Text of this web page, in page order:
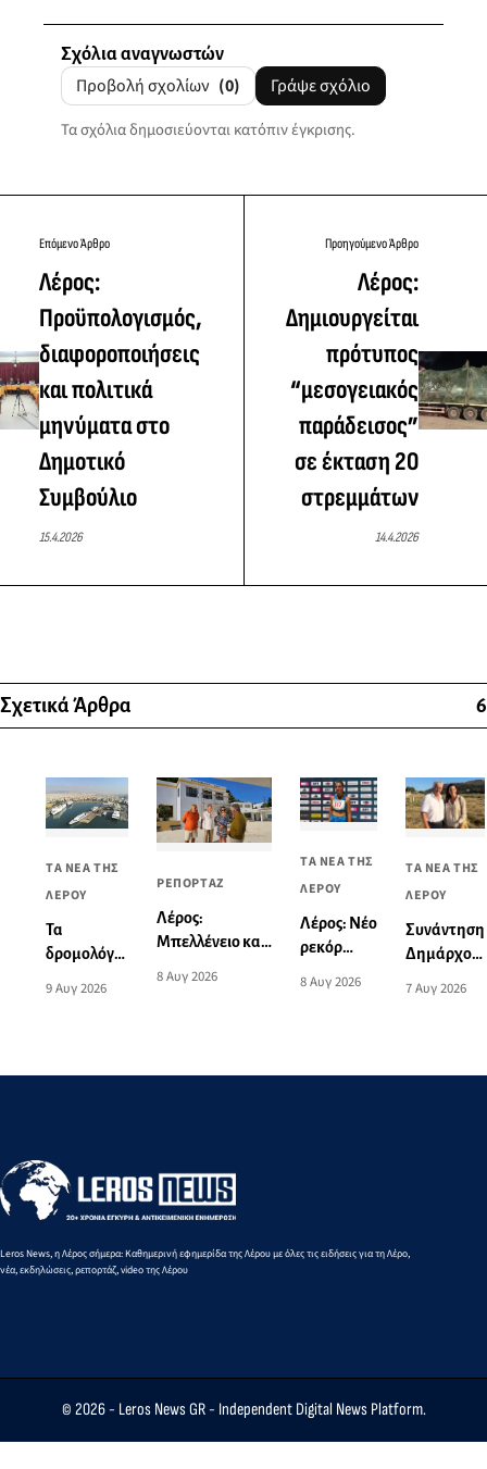
Σχόλια αναγνωστών
Προβολή σχολίων (0) Γράψε σχόλιο
Τα σχόλια δημοσιεύονται κατόπιν έγκρισης.
Επόμενο Άρθρο
Λέρος:
Προϋπολογισμός,
διαφοροποιήσεις
και πολιτικά
μηνύματα στο
Δημοτικό
Συμβούλιο
15.4.2026
Προηγούμενο Άρθρο
Λέρος:
Δημιουργείται
πρότυπος
“μεσογειακός
παράδεισος”
σε έκταση 20
στρεμμάτων
14.4.2026
Σχετικά Άρθρα 6
ΤΑ ΝΕΑ ΤΗΣ
ΛΕΡΟΥ
Τα
δρομολόγια
και προς
16
9 Αυγ 2026
ΡΕΠΟΡΤΑΖ
Λέρος:
Μπελλένειο και
αλλάζουν όψη
8 Αυγ 2026
ΤΑ ΝΕΑ ΤΗΣ
ΛΕΡΟΥ
Λέρος: Νέο
ρεκόρ
Αιγαίου
8 Αυγ 2026
ΤΑ ΝΕΑ ΤΗΣ
ΛΕΡΟΥ
Συνάντηση
Δημάρχου
7 Αυγ 2026
Leros News, η Λέρος σήμερα: Καθημερινή εφημερίδα της Λέρου με όλες τις ειδήσεις για τη Λέρο,
νέα, εκδηλώσεις, ρεπορτάζ, video της Λέρου
© 2026 - Leros News GR- Independent Digital News Platform.